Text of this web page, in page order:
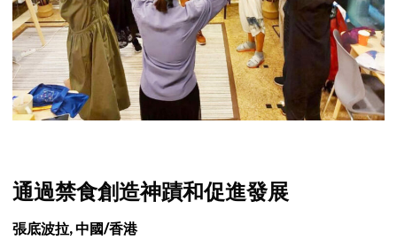
通過禁食創造神蹟和促進發展
張底波拉, 中國/香港